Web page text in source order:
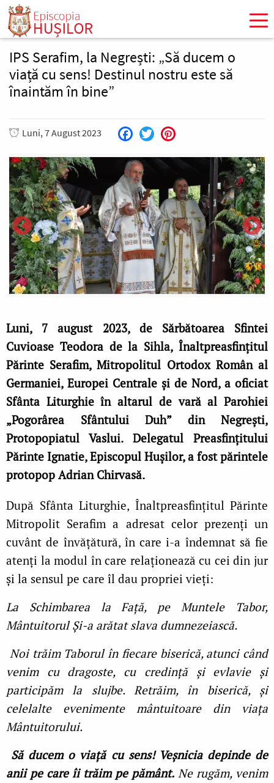
Mergi
conţinutul
principal
IPS Serafim, la Negrești: „Să ducem o
viață cu sens! Destinul nostru este să
înaintăm în bine”
Luni, 7 August 2023 Facebook
Twitter
Luni, 7 august 2023, de Sărbătoarea Sfintei
Cuvioase Teodora de la Sihla, Înaltpreasfinţitul
Părinte Serafim, Mitropolitul Ortodox Român al
Germaniei, Europei Centrale şi de Nord, a oficiat
Sfânta Liturghie în altarul de vară al Parohiei
„Pogorârea Sfântului Duh” din Negreşti,
Protopopiatul Vaslui. Delegatul Preasfinţitului
Părinte Ignatie, Episcopul Huşilor, a fost părintele
protopop Adrian Chirvasă.
După Sfânta Liturghie, Înaltpreasfințitul Părinte
Mitropolit Serafim a adresat celor prezenți un
cuvânt de învățătură, în care i-a îndemnat să fie
atenți la modul în care relaționează cu cei din jur
și la sensul pe care îl dau propriei vieți:
La Schimbarea la Față, pe Muntele Tabor,
Mântuitorul Și-a arătat slava dumnezeiască.
Noi trăim Taborul în fiecare biserică, atunci când
venim cu dragoste, cu credință și evlavie și
participăm la slujbe. Retrăim, în biserică, și
celelalte evenimente mântuitoare din viața
Mântuitorului.
Să ducem o viață cu sens! Veșnicia depinde de
anii pe care îi trăim pe pământ. Ne rugăm, venim